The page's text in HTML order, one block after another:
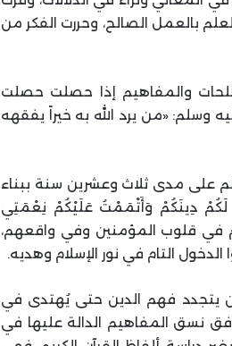
بالعمل الصالح، وحررت الفكر من
والمفاهيم إذا حصلت حصلت
وسلم: «من يرد الله به خيراً يفقهه
على مدى ثلاث وعشرين سنة ببناء
لَكُمْ دِينَكُمْ وَأَتْمَمْتُ عَلَيْكُمْ نِعْمَتِي
التام للإسلام في قلوب المؤمنين وفي واقعهم،
التام في نور الإسلام وهديه.
يتجدد فهم الدين حتى يُهتدى في
نسق المفاهيم الدالة عليها في